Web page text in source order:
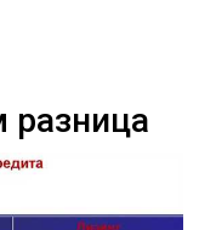
разница